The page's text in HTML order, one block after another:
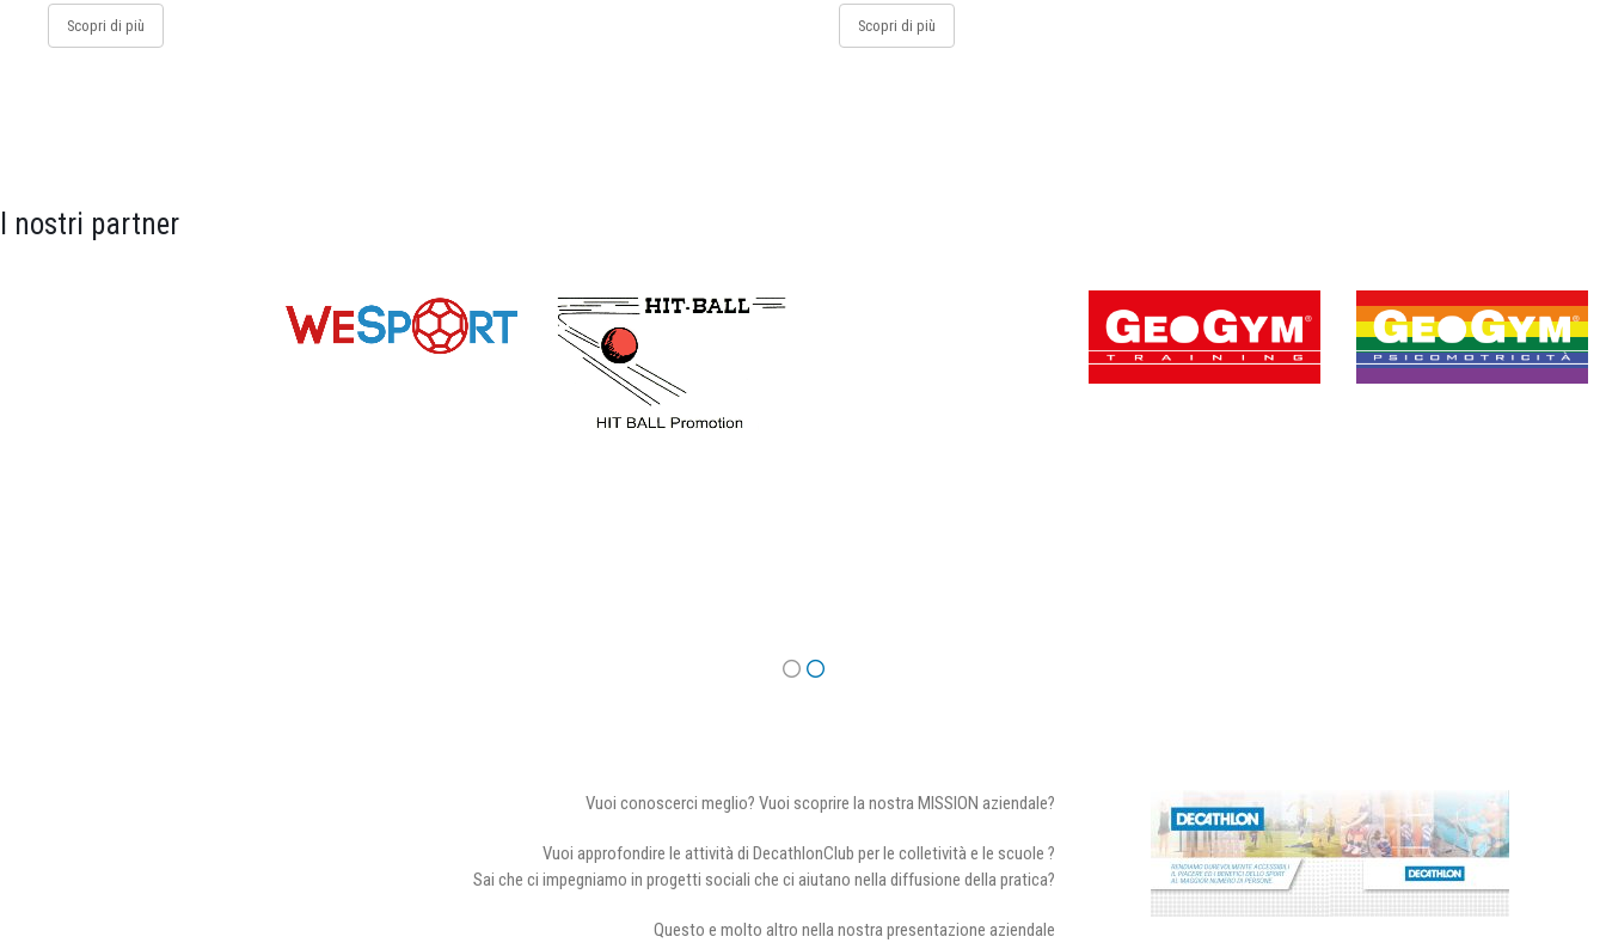
Scopri di più Scopri di più
I nostri partner
Vuoi conoscerci meglio? Vuoi scoprire la nostra MISSION aziendale?
Vuoi approfondire le attività di DecathlonClub per le colletività e le scuole ?
Sai che ci impegniamo in progetti sociali che ci aiutano nella diffusione della pratica?
Questo e molto altro nella nostra presentazione aziendale